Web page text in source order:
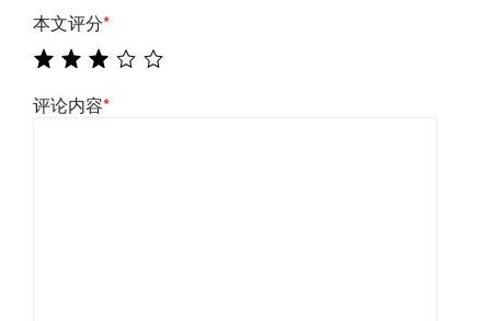
本文评分*
评论内容*